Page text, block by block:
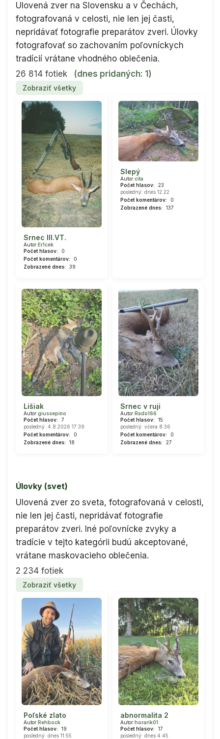
Ulovená zver na Slovensku a v Čechách,
fotografovaná v celosti, nie len jej časti,
nepridávať fotografie preparátov zveri. Úlovky
fotografovať so zachovaním poľovníckych
tradícií vrátane vhodného oblečenia.
26 814 fotiek
(dnes pridaných: 1)
Zobraziť všetky
Srnec III.VT.
Autor: Er1cek
Počet hlasov:
0
Počet komentárov:
0
Zobrazené dnes:
39
Slepý
Autor:cita
Počet hlasov:
23
posledný: dnes 12:22
Počet komentárov:
0
Zobrazené dnes:
137
Lišiak
Autor:giussepino
Počet hlasov:
7
posledný: 4.8.2026 17:39
Počet komentárov:
0
Zobrazené dnes:
18
Srnec v ruji
Autor:Rado166
Počet hlasov:
15
posledný: včera 8:36
Počet komentárov:
0
Zobrazené dnes:
27
Úlovky (svet)
Ulovená zver zo sveta, fotografovaná v celosti,
nie len jej časti, nepridávať fotografie
preparátov zveri. Iné poľovnícke zvyky a
tradície v tejto kategórii budú akceptované,
vrátane maskovacieho oblečenia.
2 234 fotiek
Zobraziť všetky
Poľské zlato
Autor:Rehbock
Počet hlasov:
19
posledný: dnes 11:55
abnormalita 2
Autor:horarik01
Počet hlasov:
17
posledný: dnes 4:45